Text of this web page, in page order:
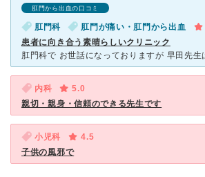
肛門から出血の口コミ
肛門科 肛門が痛い・肛門から出血
患者に向き合う素晴らしいクリニック
内科
5.0
親切・親身・信頼のできる先生です
小児科
4.5
子供の風邪で